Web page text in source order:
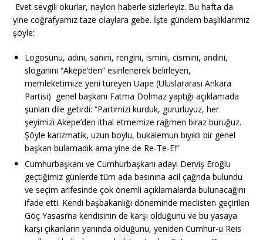
Evet sevgili okurlar, naylon haberle sizlerleyiz. Bu hafta da
yine coğrafyamız taze olaylara gebe. İşte gündem başlıklarımız
şöyle:
Logosunu, adını, sanını, rengini, ismini, cismini, andını,
sloganını “Akepe’den” esinlenerek belirleyen,
memleketimize yeni türeyen Uape (Uluslararası Ankara
Partisi) genel başkanı Fatma Dolmaz yaptığı açıklamada
şunları dile getirdi: “Partimizi kurduk, gururluyuz, her
şeyimizi Akepe’den ithal etmemize rağmen biraz buruğuz.
Şöyle karizmatik, uzun boylu, bukalemun bıyıklı bir genel
başkan bulamadık ama yine de Re-Te-E!”
Cumhurbaşkanı ve Cumhurbaşkanı adayı Derviş Eroğlu
geçtiğimiz günlerde tüm ada basınına acil çağrıda bulundu
ve seçim arifesinde çok önemli açıklamalarda bulunacağını
ifade etti. Kendi başbakanlığı döneminde meclisten geçirilen
Göç Yasası’na kendisinin de karşı olduğunu ve bu yasaya
karşı çıkanların yanında olduğunu, yeniden Cumhur-u Reis